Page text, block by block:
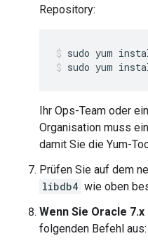
Repository:
sudo yum
Ihr Ops-Team oder
Organisation muss
damit Sie die Yum-
Prüfen Sie auf dem
libdb4 wie oben
Wenn Sie Oracle
folgenden Befehl aus: